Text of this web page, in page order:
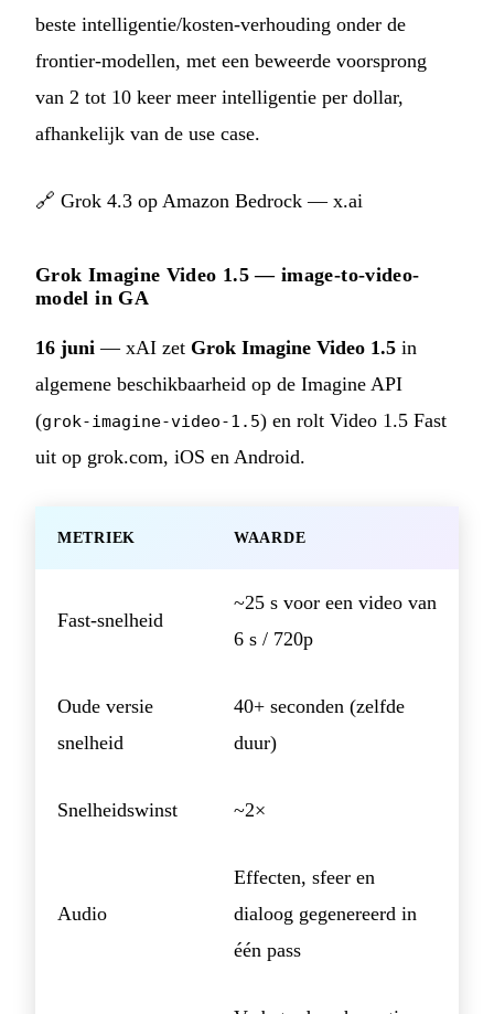
beste intelligentie/kosten-verhouding onder de
frontier-modellen, met een beweerde voorsprong
van 2 tot 10 keer meer intelligentie per dollar,
afhankelijk van de use case.
🔗 Grok 4.3 op Amazon Bedrock — x.ai
Grok Imagine Video 1.5 — image-to-video-
model in GA
16 juni — xAI zet Grok Imagine Video 1.5 in
algemene beschikbaarheid op de Imagine API
(grok-imagine-video-1.5) en rolt Video 1.5 Fast
uit op grok.com, iOS en Android.
METRIEK WAARDE
Fast-snelheid
~25 s voor een video van
6 s / 720p
Oude versie
snelheid
40+ seconden (zelfde
duur)
Snelheidswinst ~2×
Audio
Effecten, sfeer en
dialoog gegenereerd in
één pass